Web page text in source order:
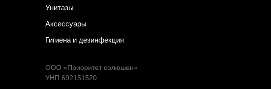
Унитазы
Аксессуары
Гигиена и дезинфекция
ООО «Приоритет солюшен»
УНП 692151520